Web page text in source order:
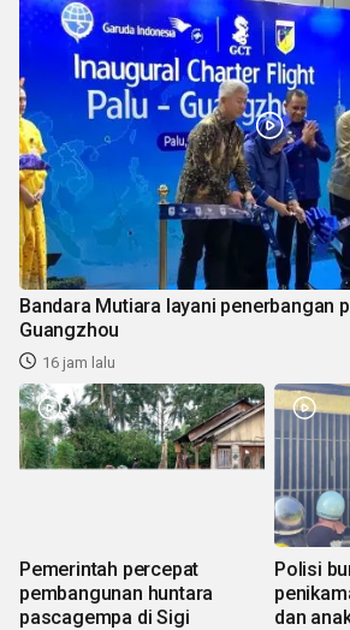
Bandara Mutiara layani penerbangan
Guangzhou
16 jam lalu
Pemerintah percepat
pembangunan huntara
pascagempa di Sigi
Polisi
dan